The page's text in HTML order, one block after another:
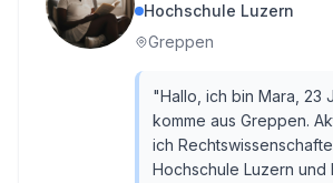
Hochschule Luzern
Greppen
"Hallo, ich bin Mara, 23
komme aus Greppen.
ich
Hochschule Luzern und